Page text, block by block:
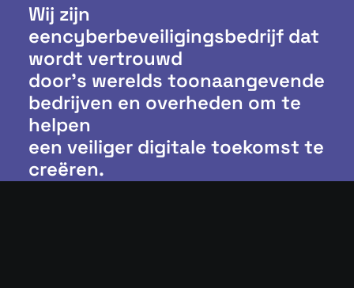
Wij zijn
eencyberbeveiligingsbedrijf dat
wordt vertrouwd
door’s werelds toonaangevende
bedrijven en overheden om te
helpen
een veiliger digitale toekomst te
creëren.